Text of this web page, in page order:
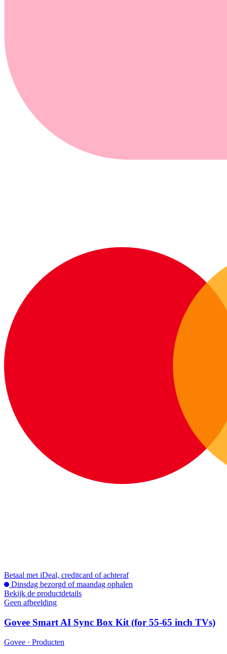
Betaal met iDeal, creditcard of achteraf
Dinsdag bezorgd of maandag ophalen
Bekijk de productdetails
Geen afbeelding
Govee Smart AI Sync Box Kit (for 55-65 inch TVs)
Govee · Producten